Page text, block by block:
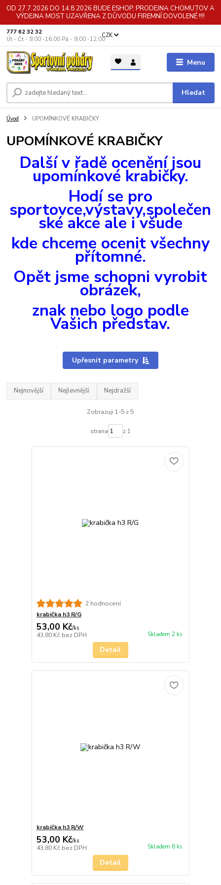
OD 27.7.2026 DO 14.8.2026 BUDE ESHOP, PRODEJNA CHOMUTOV A
VÝDEJNA MOST UZAVŘENA Z DŮVODU FIREMNÍ DOVOLENÉ !!!!
Menu
CZK
Hledat
777 62 32 32
Út - Čt - 9,00 -16,00 Pá - 9,00 -12,00
Úvod UPOMÍNKOVÉ KRABIČKY
UPOMÍNKOVÉ KRABIČKY
Další v řadě ocenění jsou
upomínkové krabičky.
Hodí se pro
sportovce,výstavy,společen
ské akce ale i všude
kde chceme ocenit všechny
přítomné.
Opět jsme schopni vyrobit
obrázek,
znak nebo logo podle
Vašich představ.
Upřesnit parametry
Nejnovější Nejlevnější Nejdražší
Zobrazuji 1-5 z 5
strana z 1
2 hodnocení
krabička h3 R/G
53,00 Kč/ks
43,80 Kč bez DPH Skladem 2 ks
Detail
krabička h3 R/W
53,00 Kč/ks
43,80 Kč bez DPH Skladem 8 ks
Detail